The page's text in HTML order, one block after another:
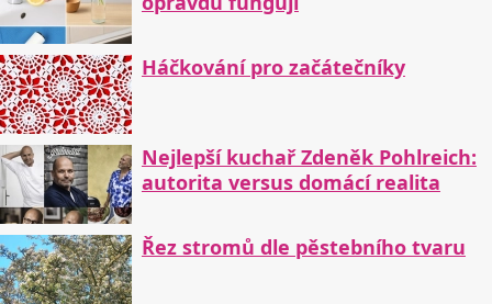
Háčkování pro začátečníky
Nejlepší kuchař Zdeněk Pohlreich:
autorita versus domácí realita
Řez stromů dle pěstebního tvaru